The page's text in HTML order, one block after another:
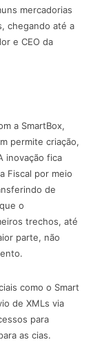
mercadorias
chegando até a
e CEO da
a SmartBox,
permite criação,
inovação fica
Fiscal por meio
de
o
trechos, até
parte, não
como o Smart
de XMLs via
para
as cias.